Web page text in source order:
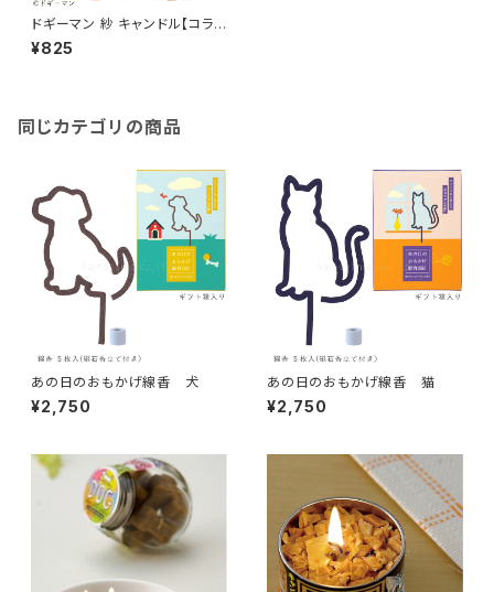
ドギーマン 紗 キャンドル【コラ
ボ商品】
¥825
同じカテゴリの商品
あの日のおもかげ線香 犬
¥2,750
あの日のおもかげ線香 猫
¥2,750